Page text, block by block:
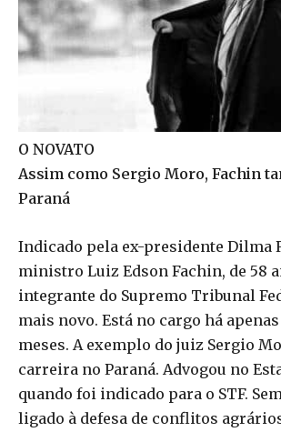
O NOVATO
Assim como Sergio Moro, Fachin
Paraná
Indicado pela ex-presidente Dilma
ministro Luiz Edson Fachin, de 58
integrante do Supremo Tribunal
mais novo. Está no cargo há
meses. A exemplo do juiz Sergio
carreira no Paraná. Advogou no
quando foi indicado para o STF.
ligado à defesa de conflitos